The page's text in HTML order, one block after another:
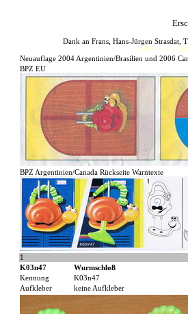
Dank an Frans, Hans-Jürgen
HJFHenze -
Neuauflage 2004 Argentinien/Brasilien und 2006
BPZ EU
BPZ Argentinien/Canada Rückseite Warntexte
1
K03n47
Wurmschloß
Kennung
K03n47
Aufkleber keine Aufkleber